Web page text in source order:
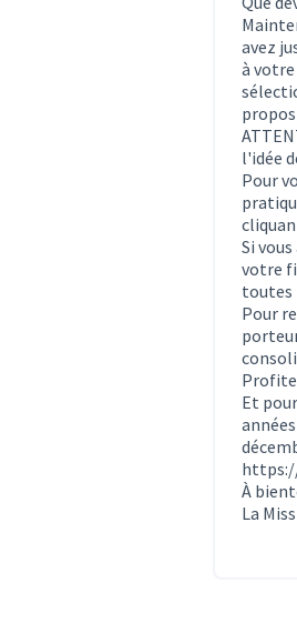
avez
à
l'idée
Pour
Si
votre
toutes
Pour
Et
À
La